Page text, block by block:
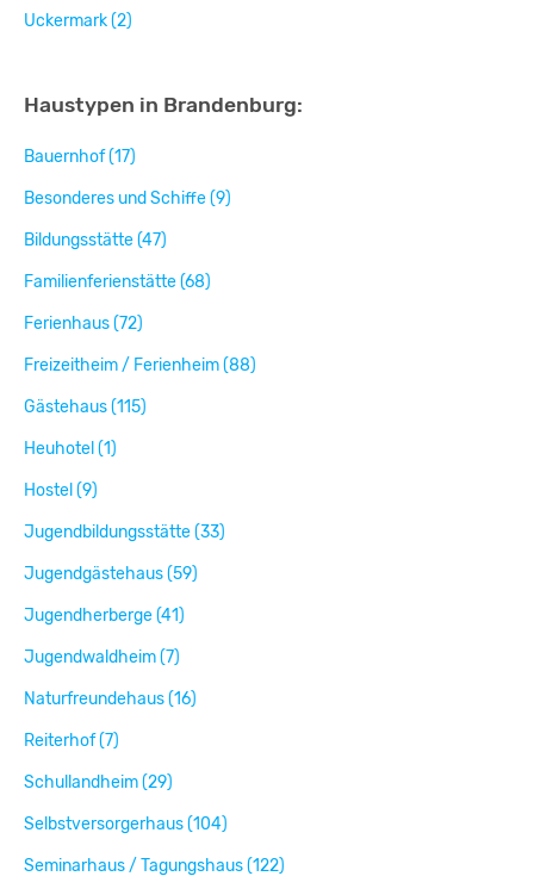
Uckermark (2)
Haustypen in Brandenburg:
Bauernhof (17)
Besonderes und Schiffe (9)
Bildungsstätte (47)
Familienferienstätte (68)
Ferienhaus (72)
Freizeitheim / Ferienheim (88)
Gästehaus (115)
Heuhotel (1)
Hostel (9)
Jugendbildungsstätte (33)
Jugendgästehaus (59)
Jugendherberge (41)
Jugendwaldheim (7)
Naturfreundehaus (16)
Reiterhof (7)
Schullandheim (29)
Selbstversorgerhaus (104)
Seminarhaus / Tagungshaus (122)